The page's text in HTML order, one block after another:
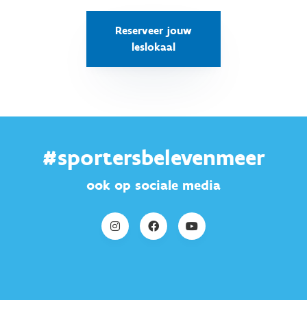
Reserveer jouw
leslokaal
#sportersbelevenmeer
ook op sociale media